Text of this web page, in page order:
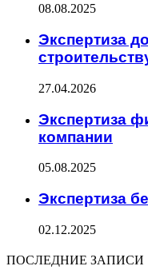
08.08.2025
Экспертиза
27.04.2026
Экспертиза
компании
05.08.2025
Экспертиза
02.12.2025
ПОСЛЕДНИЕ ЗАПИСИ